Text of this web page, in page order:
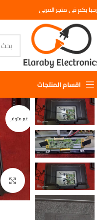
بكم فى متجر العربي
اقسام المنتجات
غير متوفر